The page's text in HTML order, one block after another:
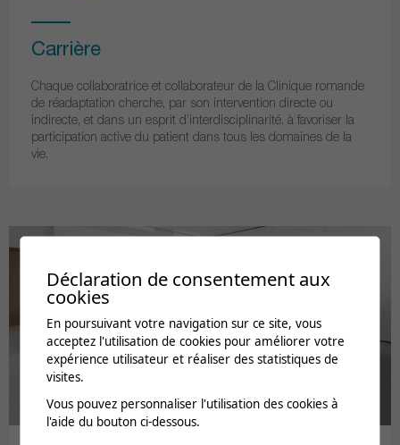
Carrière
Chaque collaboratrice et collaborateur de la Clinique romande
de réadaptation cherche, par son intervention directe ou
indirecte, et dans un esprit d’interdisciplinarité, à favoriser la
participation active du patient dans tous les domaines de la
vie.
Déclaration de consentement aux
cookies
En poursuivant votre navigation sur ce site, vous
acceptez l'utilisation de cookies pour améliorer votre
expérience utilisateur et réaliser des statistiques de
visites.
Vous pouvez personnaliser l'utilisation des cookies à
l'aide du bouton ci-dessous.